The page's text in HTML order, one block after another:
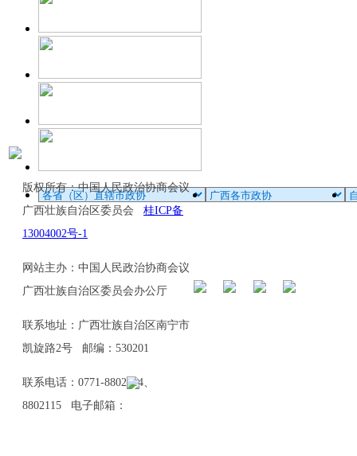
版权所有：中国人民政治协商会议
广西壮族自治区委员会 桂ICP备
13004002号-1
网站主办：中国人民政治协商会议
广西壮族自治区委员会办公厅
联系地址：广西壮族自治区南宁市
凯旋路2号 邮编：530201
联系电话：0771-8802114、
8802115 电子邮箱：